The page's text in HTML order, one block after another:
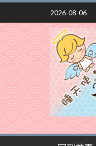
Skip
content
2026-08-06